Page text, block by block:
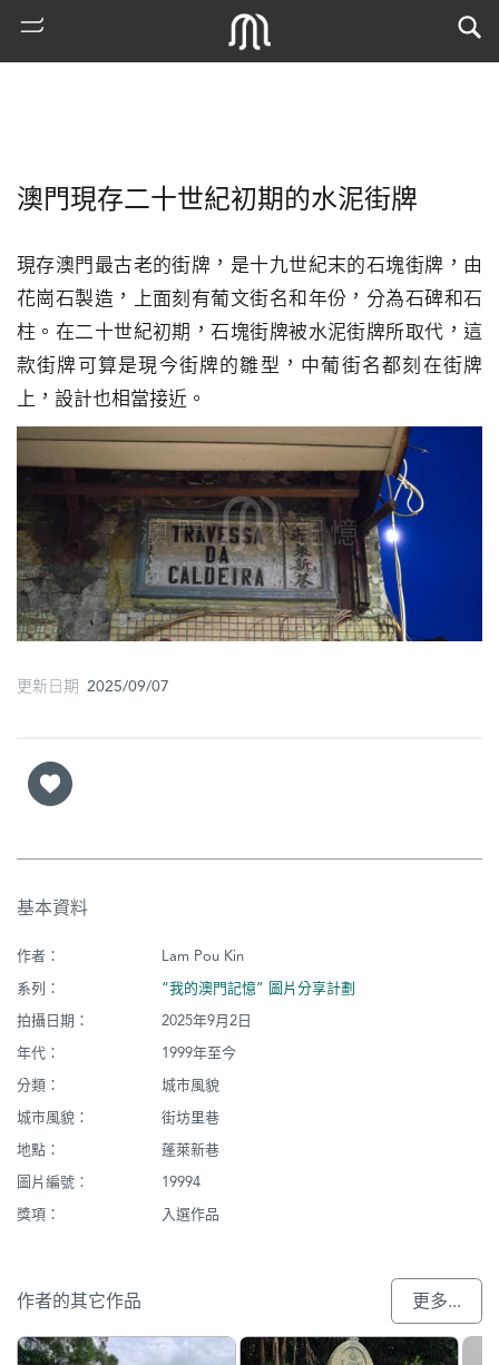
門
索
古
圖
媽
閣
廟
市
澳門現存二十世紀初期的水泥街牌
現存澳門最古老的街牌，是十九世紀末的石塊街牌，由
花崗石製造，上面刻有葡文街名和年份，分為石碑和石
柱。在二十世紀初期，石塊街牌被水泥街牌所取代，這
款街牌可算是現今街牌的雛型，中葡街名都刻在街牌
上，設計也相當接近。
更新日期 2025/09/07
基本資料
作者：
Lam Pou Kin
系列：
“我的澳門記憶” 圖片分享計劃
拍攝日期：
2025年9月2日
年代：
1999年至今
分類：
城市風貌
城市風貌：
街坊里巷
地點：
蓬萊新巷
圖片編號：
19994
獎項：
入選作品
作者的其它作品 更多...